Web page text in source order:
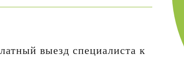
выезд специалиста к